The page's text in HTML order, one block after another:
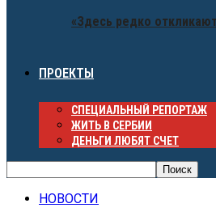
«Здесь редко
ПРОЕКТЫ
СПЕЦИАЛЬНЫЙ РЕПОРТАЖ
ЖИТЬ В СЕРБИИ
ДЕНЬГИ ЛЮБЯТ СЧЕТ
НОВОСТИ